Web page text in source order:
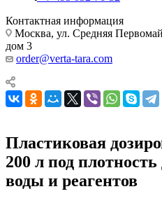
Контактная информация
Москва, ул. Средняя
дом 3
order@verta-tara.com
Пластиковая
200 л под плотность
воды и реагентов